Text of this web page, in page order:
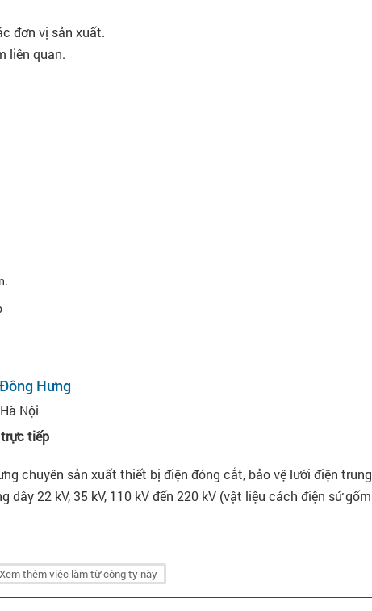
đơn vị sản xuất.
liên quan.
Hưng
Nội
tiếp
chuyên sản xuất thiết bị điện đóng cắt, bảo vệ lưới điện trung
dây 22 kV, 35 kV, 110 kV đến 220 kV (vật liệu cách điện sứ gốm
Xem thêm việc làm từ công ty này